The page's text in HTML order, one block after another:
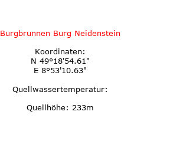
Burgbrunnen Burg Neidenstein
Koordinaten:
N 49°18'54.61"
E 8°53'10.63"
Quellwassertemperatur:
Quellhöhe: 233m